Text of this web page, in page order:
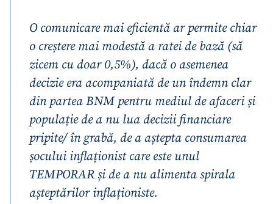
O comunicare mai eficientă ar permite chiar
o creștere mai modestă a ratei de bază (să
zicem cu doar 0,5%), dacă o asemenea
decizie era acompaniată de un îndemn clar
din partea BNM pentru mediul de afaceri și
populație de a nu lua decizii financiare
pripite/ în grabă, de a aștepta consumarea
șocului inflaționist care este unul
TEMPORAR și de a nu alimenta spirala
așteptărilor inflaționiste.